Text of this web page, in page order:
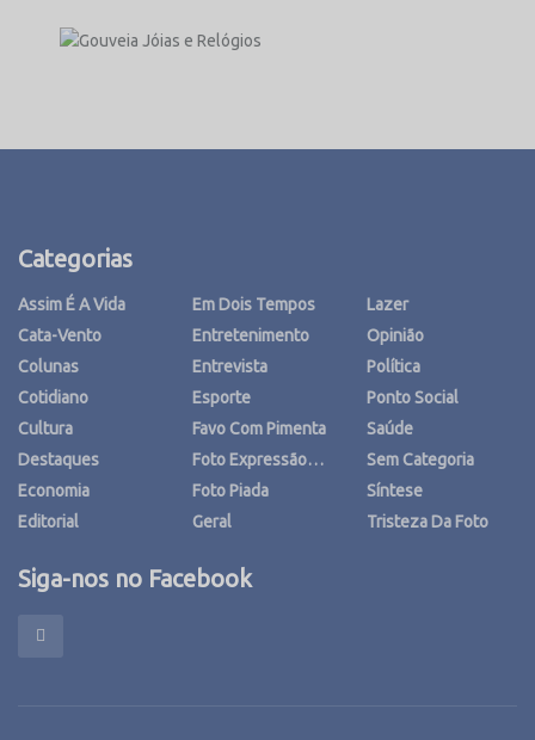
Categorias
Assim É A Vida
Cata-Vento
Colunas
Cotidiano
Cultura
Destaques
Economia
Editorial
Em Dois Tempos
Entretenimento
Entrevista
Esporte
Favo Com Pimenta
Foto Expressão…
Foto Piada
Geral
Lazer
Opinião
Política
Ponto Social
Saúde
Sem Categoria
Síntese
Tristeza Da Foto
Siga-nos no Facebook